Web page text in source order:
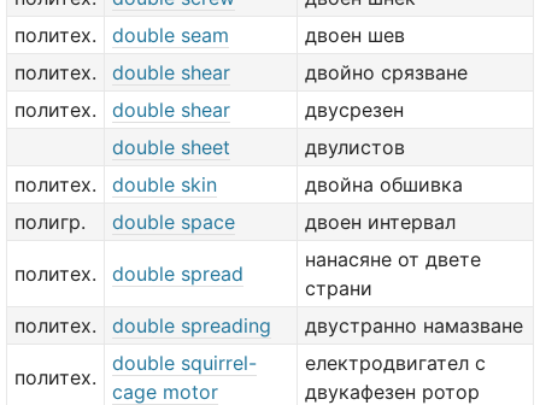
политех.
double seam
двоен шев
политех.
double shear
двойно срязване
политех.
double shear
двусрезен
double sheet
двулистов
политех.
double skin
двойна обшивка
полигр.
double space двоен интервал
политех. double spread
нанасяне от двете
страни
политех.
double spreading двустранно намазване
политех.
double squirrel-
cage motor
електродвигател с
двукафезен ротор